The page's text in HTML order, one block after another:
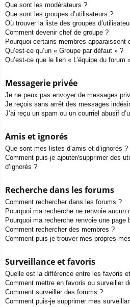
Que sont les modérateurs ?
Que sont les groupes d’utilisateurs ?
Où trouver la liste des groupes
Comment devenir chef de groupe ?
Pourquoi certains membres apparaissent
Qu’est-ce qu’un « Groupe par défaut » ?
Qu’est-ce que le lien « L’équipe du forum
Messagerie privée
Je ne peux pas envoyer de messages
Je reçois sans arrêt des messages
J’ai reçu un spam ou un courriel abusif
Amis et ignorés
Que sont mes listes d’amis et d’ignorés ?
Comment puis-je ajouter/supprimer des
d’ignorés ?
Recherche dans les forums
Comment rechercher dans les forums ?
Pourquoi ma recherche ne renvoie aucun
Pourquoi ma recherche renvoie une page
Comment rechercher des membres ?
Comment puis-je trouver mes propres
Surveillance et favoris
Quelle est la différence entre les favoris
Comment mettre en favoris ou surveiller
Comment surveiller des forums ?
Comment puis-je supprimer mes